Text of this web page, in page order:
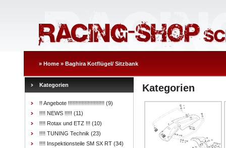
» Home » Baghira Kotflügel/ Sitzbank
Kategorien
!! Angebote !!!!!!!!!!!!!!!!!!!!!!!! (9)
!!!! NEWS !!!!! (11)
!!!! Rotax und ETZ !!! (10)
!!!! TUNING Technik (23)
!!!! Inspektionsteile SM SX RT (34)
Kategorien